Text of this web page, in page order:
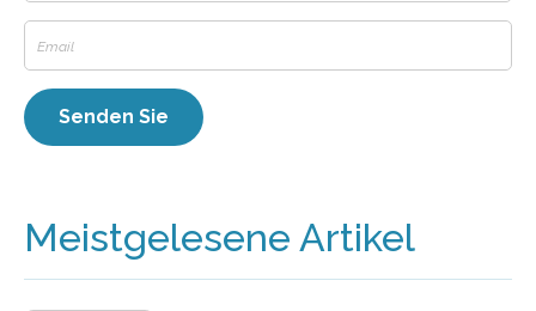
Meistgelesene Artikel